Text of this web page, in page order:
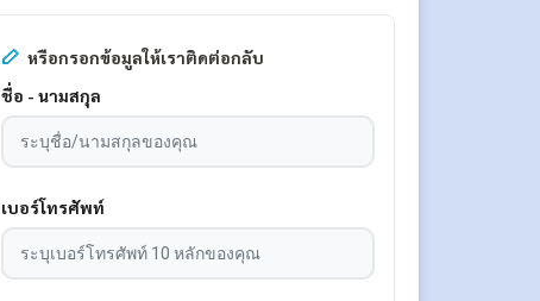
หรือกรอกข้อมูลให้เราติดต่อกลับ
ชื่อ - นามสกุล
เบอร์โทรศัพท์